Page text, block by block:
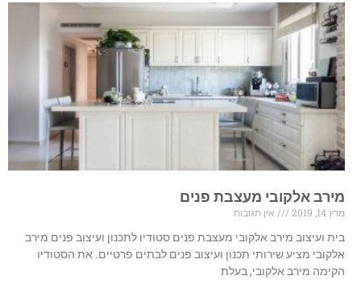
מירב אלקובי מעצבת פנים
מרץ 14, 2019
אין תגובות
בית ועיצוב מירב אלקובי מעצבת פנים סטודיו לתכנון ועיצוב פנים מירב
אלקובי מציע שירותי תכנון ועיצוב פנים לבתים פרטיים. את הסטודיו
הקימה מירב אלקובי, בעלת